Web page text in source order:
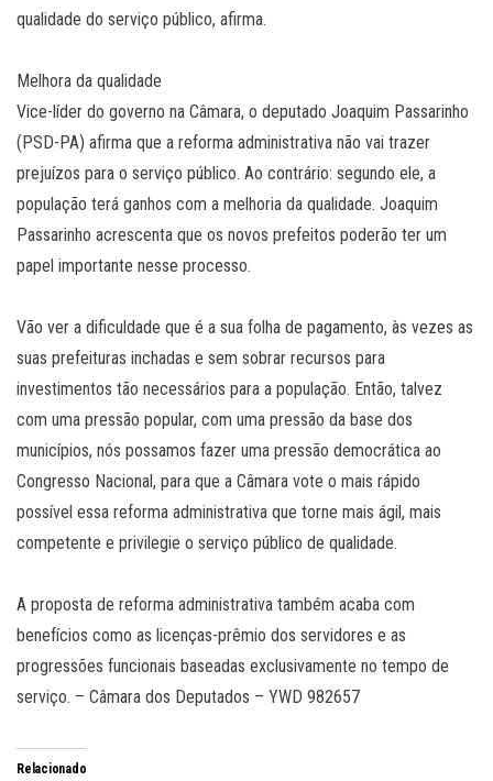
qualidade do serviço público, afirma.
Melhora da qualidade
Vice-líder do governo na Câmara, o deputado Joaquim Passarinho
(PSD-PA) afirma que a reforma administrativa não vai trazer
prejuízos para o serviço público. Ao contrário: segundo ele, a
população terá ganhos com a melhoria da qualidade. Joaquim
Passarinho acrescenta que os novos prefeitos poderão ter um
papel importante nesse processo.
Vão ver a dificuldade que é a sua folha de pagamento, às vezes as
suas prefeituras inchadas e sem sobrar recursos para
investimentos tão necessários para a população. Então, talvez
com uma pressão popular, com uma pressão da base dos
municípios, nós possamos fazer uma pressão democrática ao
Congresso Nacional, para que a Câmara vote o mais rápido
possível essa reforma administrativa que torne mais ágil, mais
competente e privilegie o serviço público de qualidade.
A proposta de reforma administrativa também acaba com
benefícios como as licenças-prêmio dos servidores e as
progressões funcionais baseadas exclusivamente no tempo de
serviço. – Câmara dos Deputados – YWD 982657
Relacionado